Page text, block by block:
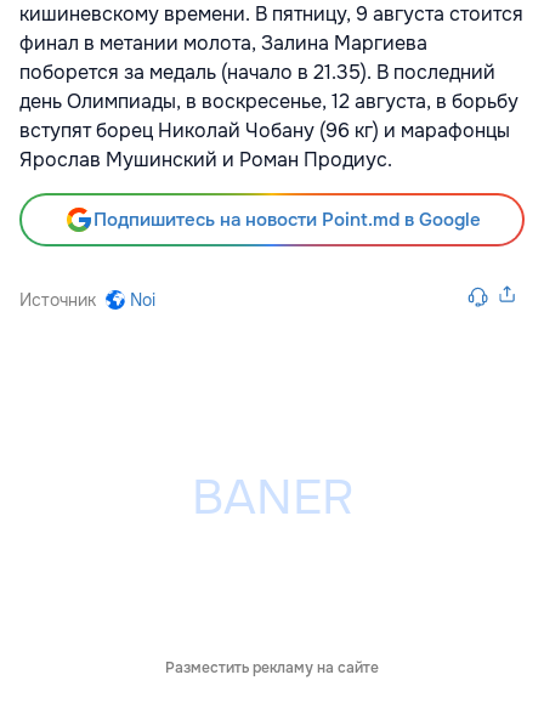
кишиневскому времени. В пятницу, 9 августа стоится
финал в метании молота, Залина Маргиева
поборется за медаль (начало в 21.35). В последний
день Олимпиады, в воскресенье, 12 августа, в борьбу
вступят борец Николай Чобану (96 кг) и марафонцы
Ярослав Мушинский и Роман Продиус.
Подпишитесь на новости Point.md в Google
Источник Noi
Разместить рекламу на сайте